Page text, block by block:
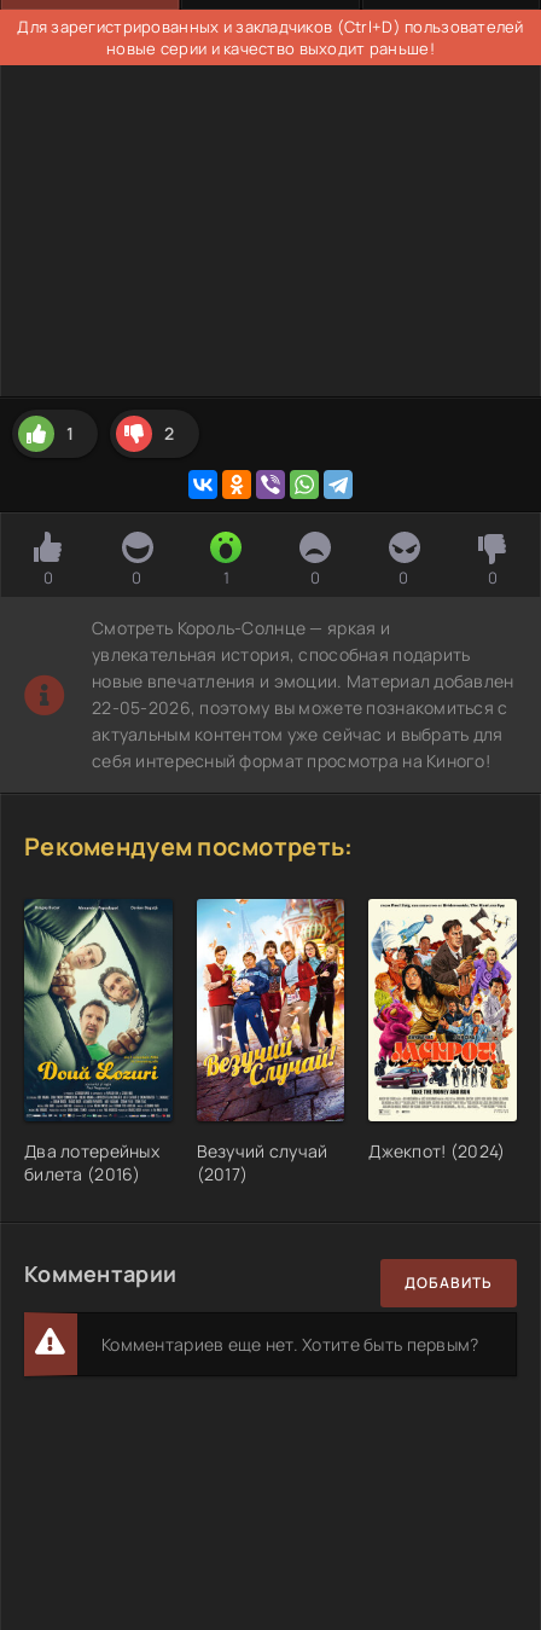
Для зарегистрированных и закладчиков (Ctrl+D) пользователей
новые серии и качество выходит раньше!
1 2
0 0 1 0 0 0
Смотреть Король-Солнце — яркая и
увлекательная история, способная подарить
новые впечатления и эмоции. Материал добавлен
22-05-2026, поэтому вы можете познакомиться с
актуальным контентом уже сейчас и выбрать для
себя интересный формат просмотра на Киного!
Рекомендуем посмотреть:
Два лотерейных
билета (2016)
Везучий случай
(2017)
Джекпот! (2024)
Комментарии ДОБАВИТЬ
Комментариев еще нет. Хотите быть первым?